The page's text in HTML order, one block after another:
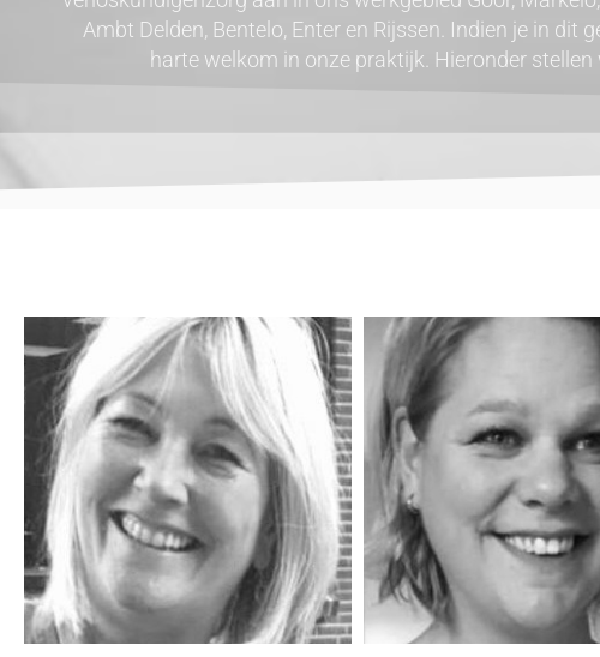
Ambt Delden, Bentelo, Enter en Rijssen. Indien je in dit
harte welkom in onze praktijk. Hieronder